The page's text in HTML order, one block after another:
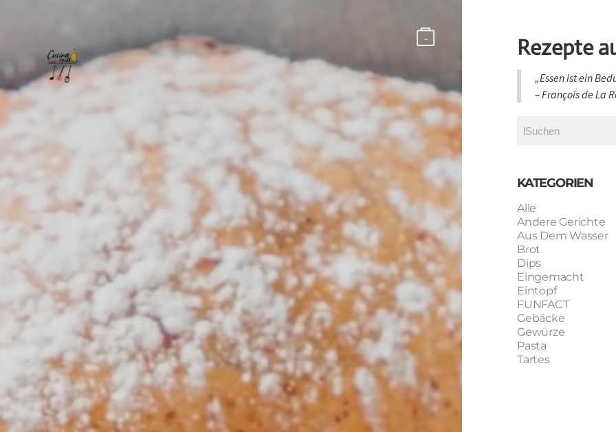
- Rezepte
„Essen ist ein
​– François de La
KATEGORIEN
Alle
Andere Gerichte
Aus Dem Wasser
Brot
Dips
Eingemacht
Eintopf
FUNFACT
Gebäcke
Gewürze
Pasta
Tartes